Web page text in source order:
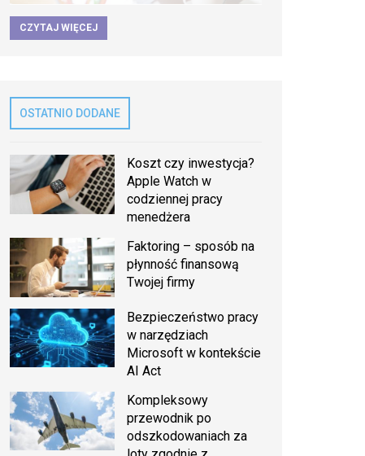
CZYTAJ WIĘCEJ
OSTATNIO DODANE
Koszt czy inwestycja?
Apple Watch w
codziennej pracy
menedżera
Faktoring – sposób na
płynność finansową
Twojej firmy
Bezpieczeństwo pracy
w narzędziach
Microsoft w kontekście
AI Act
Kompleksowy
przewodnik po
odszkodowaniach za